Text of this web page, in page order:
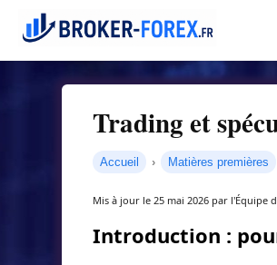
Trading et
Accueil Matières premières
Mis à jour le 25 mai 2026 par l'Équipe
Introduction :